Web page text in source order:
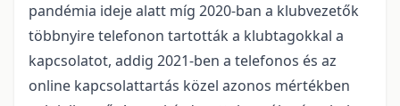
pandémia ideje alatt míg 2020-ban a klubvezetők
többnyire telefonon tartották a klubtagokkal a
kapcsolatot, addig 2021-ben a telefonos és az
online kapcsolattartás közel azonos mértékben